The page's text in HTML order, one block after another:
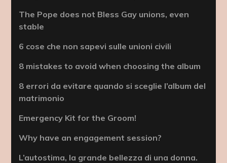
The Pope does not Bless Gay unions, even
stable
6 cose che non sapevi sulle unioni civili
8 mistakes to avoid when choosing the album
8 errori da evitare quando si sceglie l’album del
matrimonio
Emergency Kit for the Groom!
Why have an engagement session?
L’autostima, la grande bellezza di una donna.